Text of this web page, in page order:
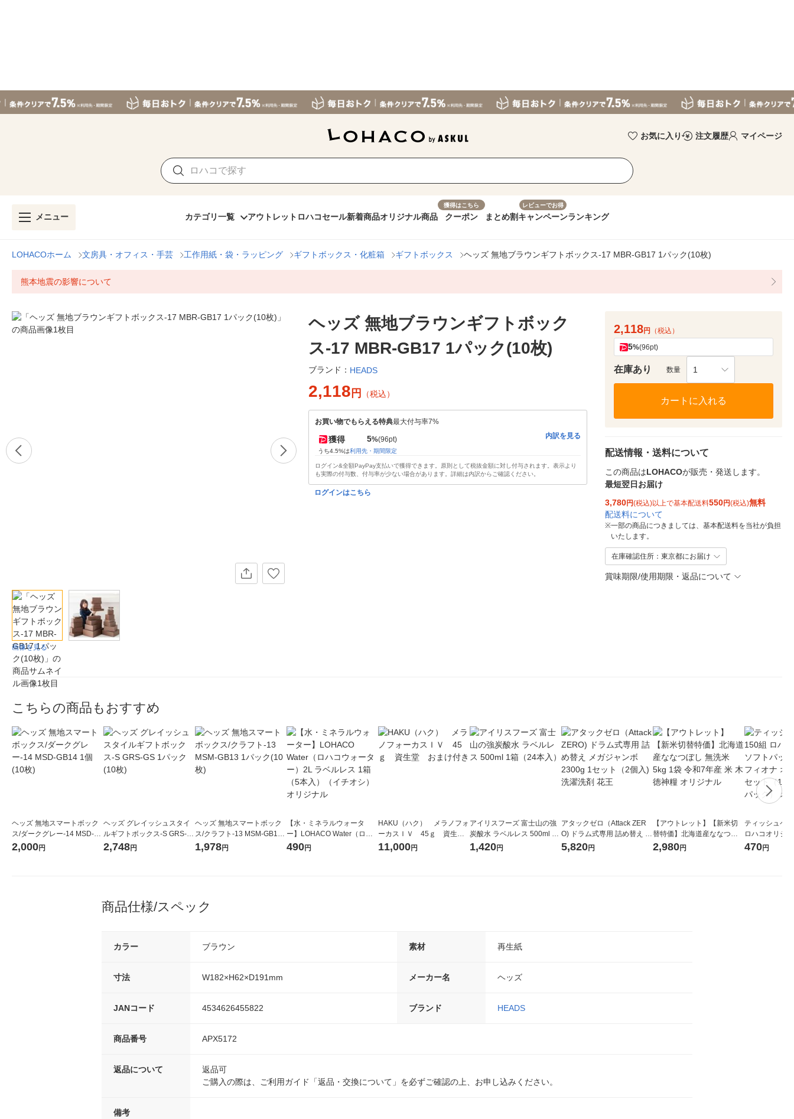
お気に入り 注文履歴 マイページ
メニュー カテゴリ一覧 アウトレット ロハコセール新着商品オリジナル商品
獲得はこちら
クーポン まとめ割
レビューでお得
キャンペーンランキング
LOHACOホーム 文房具・オフィス・手芸 工作用紙・袋・ラッピング ギフトボックス・化粧箱 ギフトボックス ヘッズ 無地ブラウンギフトボックス-17 MBR-GB17 1パック(10枚)
熊本地震の影響について
画像を見る
ヘッズ 無地ブラウンギフトボック
ス-17 MBR-GB17 1パック(10枚)
ブランド： HEADS
2,118 円 （税込）
お買い物でもらえる特典最大付与率7%
獲得 5%(96pt)
うち4.5%は利用先・期間限定
内訳を見る
ログイン&全額PayPay支払いで獲得できます。原則として税抜金額に対し付与されます。表示より
も実際の付与数、付与率が少ない場合があります。詳細は内訳からご確認ください。
ログインはこちら
2,118円 （税込）
5%(96pt)
在庫あり 数量 1
カートに入れる
配送情報・送料について
この商品はLOHACOが販売・発送します。
最短翌日お届け
3,780円(税込)以上で基本配送料550円(税込)無料
配送料について
※一部の商品につきましては、基本配送料を当社が負担
いたします。
在庫確認住所：東京都にお届け
賞味期限/使用期限・返品について
こちらの商品もおすすめ
ヘッズ 無地スマートボック
ス/ダークグレー-14 MSD-G
B14 1個(10枚)
2,000円
ヘッズ グレイッシュスタイ
ルギフトボックス-S GRS-G
S 1パック(10枚)
2,748円
ヘッズ 無地スマートボック
ス/クラフト-13 MSM-GB13
1パック(10枚)
1,978円
【水・ミネラルウォータ
ー】LOHACO Water（ロハ
コウォーター）2L ラベルレ
490円
HAKU（ハク） メラノフォ
ーカスＩＶ 45ｇ 資生
堂 おまけ付き
11,000円
アイリスフーズ 富士山の強
炭酸水 ラベルレス 500ml 1
箱（24本入）
1,420円
アタックゼロ（Attack ZER
O) ドラム式専用 詰め替え メ
ガジャンボ 2300g 1セット
5,820円
【アウトレット】【新米切
替特価】北海道産ななつぼ
し 無洗米 5kg 1袋 令和7年産
2,980円
ティッシュペ
ロハコオリジ
ックティッシ
470円
商品仕様/スペック
カラー ブラウン 素材 再生紙
寸法 W182×H62×D191mm メーカー名 ヘッズ
JANコード 4534626455822 ブランド HEADS
商品番号 APX5172
返品について
返品可
ご購入の際は、ご利用ガイド「返品・交換について」を必ずご確認の上、お申し込みください。
備考